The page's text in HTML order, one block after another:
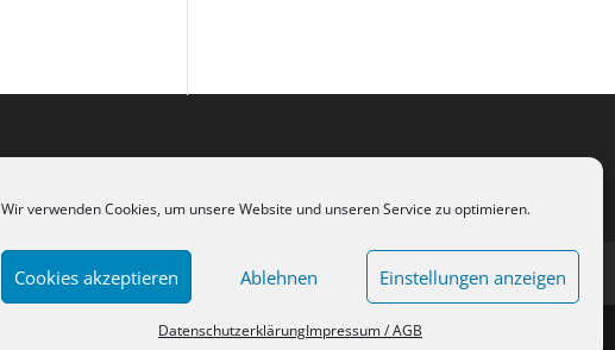
Wir verwenden Cookies, um unsere Website und unseren Service zu optimieren.
Cookies akzeptieren Ablehnen Einstellungen anzeigen
DatenschutzerklärungImpressum / AGB